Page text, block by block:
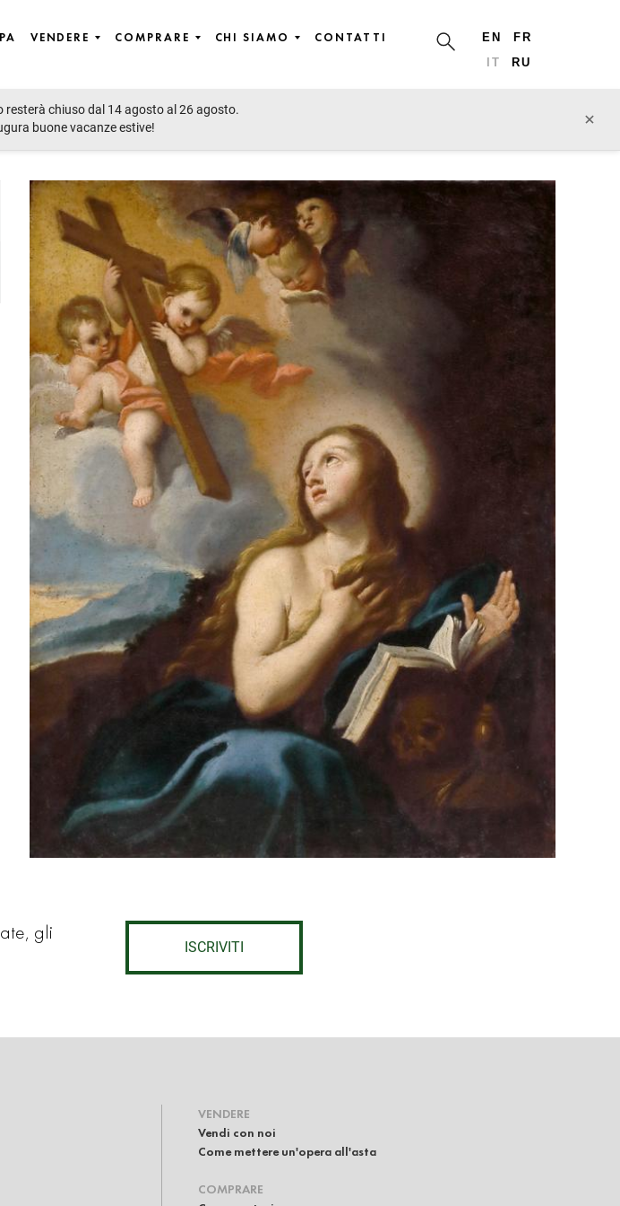
VENDERE COMPRARE CHI SIAMO CONTATTI EN
FR
IT
RU
chiuso dal 14 agosto al 26 agosto.
buone vacanze estive!
×
gli
ISCRIVITI
VENDERE
Vendi con noi
Come mettere un'opera all'asta
COMPRARE